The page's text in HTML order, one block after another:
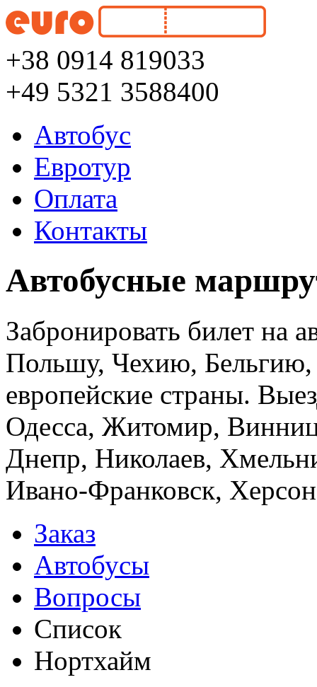
+38 0914 819033
+49 5321 3588400
Автобус
Евротур
Оплата
Контакты
Автобусные
Забронировать билет на
Польшу, Чехию,
европейские страны.
Одесса, Житомир,
Днепр, Николаев,
Ивано-Франковск,
Заказ
Автобусы
Вопросы
Список
Нортхайм